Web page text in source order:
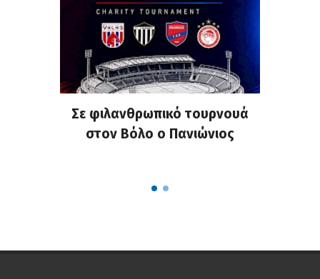
Σε φιλανθρωπικό τουρνουά
στον Βόλο ο Πανιώνιος